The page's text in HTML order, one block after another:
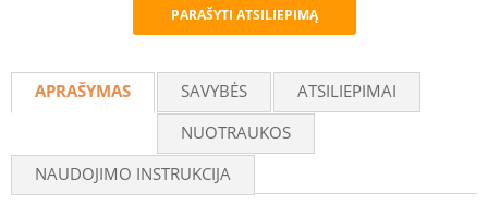
Recommend
PARAŠYTI ATSILIEPIMĄ
APRAŠYMAS SAVYBĖS
ATSILIEPIMAI
NUOTRAUKOS
NAUDOJIMO INSTRUKCIJA